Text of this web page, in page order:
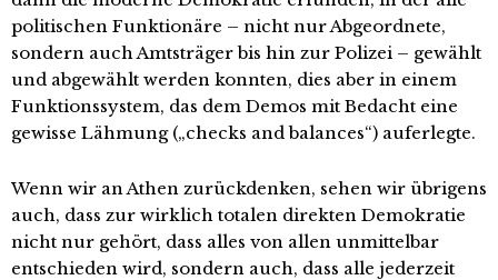
politischen Funktionäre – nicht nur Abgeordnete,
sondern auch Amtsträger bis hin zur Polizei – gewählt
und abgewählt werden konnten, dies aber in einem
Funktionssystem, das dem Demos mit Bedacht eine
gewisse Lähmung („checks and balances“) auferlegte.
Wenn wir an Athen zurückdenken, sehen wir übrigens
auch, dass zur wirklich totalen direkten Demokratie
nicht nur gehört, dass alles von allen unmittelbar
entschieden wird, sondern auch, dass alle jederzeit